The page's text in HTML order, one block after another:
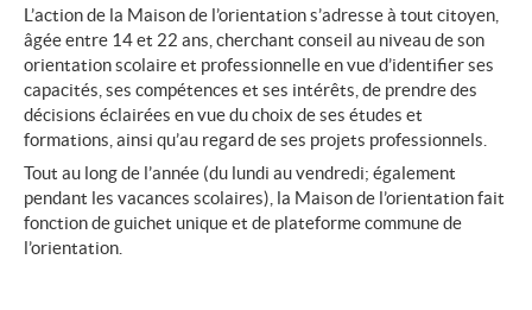
L’action de la Maison de l’orientation s’adresse à tout citoyen,
âgée entre 14 et 22 ans, cherchant conseil au niveau de son
orientation scolaire et professionnelle en vue d’identifier ses
capacités, ses compétences et ses intérêts, de prendre des
décisions éclairées en vue du choix de ses études et
formations, ainsi qu’au regard de ses projets professionnels.
Tout au long de l’année (du lundi au vendredi; également
pendant les vacances scolaires), la Maison de l’orientation fait
fonction de guichet unique et de plateforme commune de
l’orientation.